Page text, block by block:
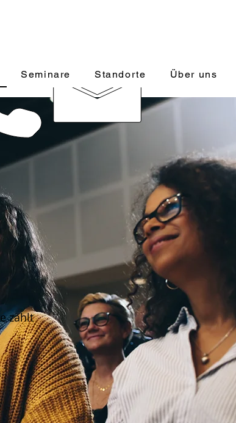
Seminare Standorte Über uns
089-92774934
zählt